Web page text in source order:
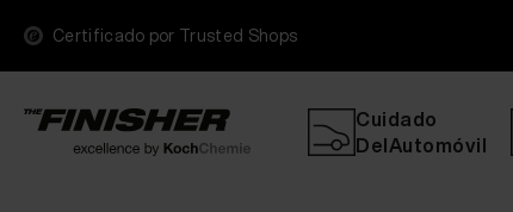
Certificado por Trusted Shops
Cuidado
DelAutomóvil